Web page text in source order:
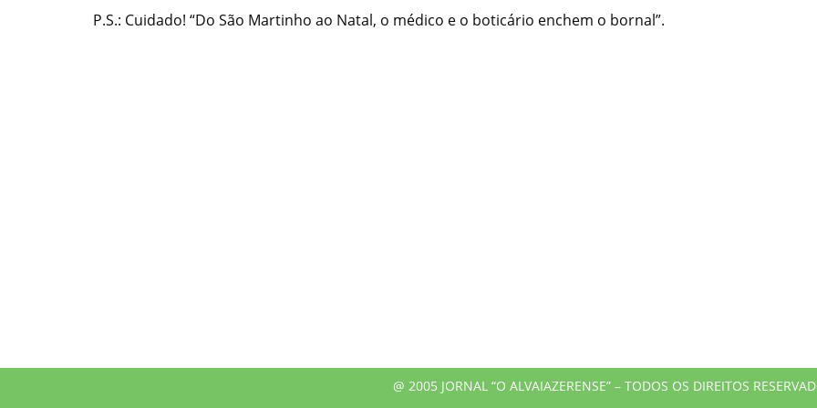
P.S.: Cuidado! “Do São Martinho ao Natal, o médico e o boticário enchem o bornal”.
@ 2005 JORNAL “O ALVAIAZERENSE” – TODOS OS DIREITOS